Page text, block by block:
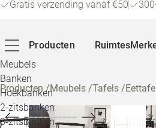
Gratis verzending vanaf €50
Producten
Meubels
Banken
Hoekbanken
2-zitsbanken
3-zitsbanken
Ruimtes
Producten/Meubels /Tafels /